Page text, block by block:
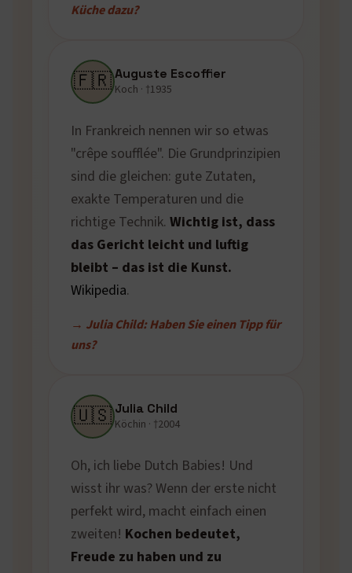
Küche dazu?
🇫🇷Auguste Escoffier
Koch · †1935
In Frankreich nennen wir so etwas
"crêpe soufflée". Die Grundprinzipien
sind die gleichen: gute Zutaten,
exakte Temperaturen und die
richtige Technik. Wichtig ist, dass
das Gericht leicht und luftig
bleibt – das ist die Kunst.
Wikipedia.
→ Julia Child: Haben Sie einen Tipp für
uns?
🇺🇸 Julia Child
Köchin · †2004
Oh, ich liebe Dutch Babies! Und
wisst ihr was? Wenn der erste nicht
perfekt wird, macht einfach einen
zweiten! Kochen bedeutet,
Freude zu haben und zu